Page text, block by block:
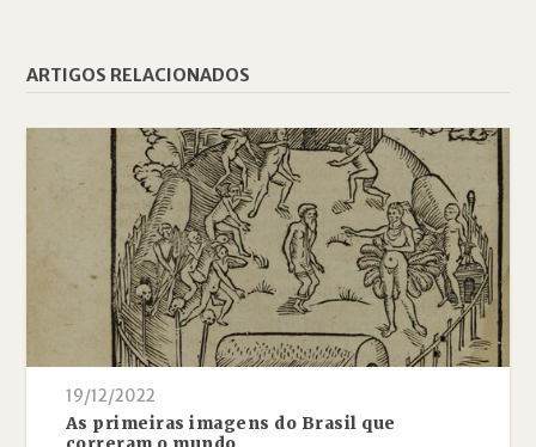
ARTIGOS RELACIONADOS
19/12/2022
As primeiras imagens do Brasil que